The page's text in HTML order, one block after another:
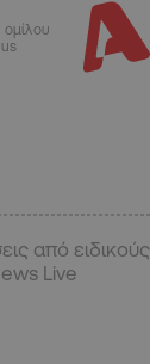
από ειδικούς
Live